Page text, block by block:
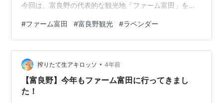
今回は、富良野の代表的な観光地「ファーム富田」を紹
無料です。 一番綺麗な時期はラベンダーが咲く７月中旬
～下旬なのですが、その時期は観光客もてんこ盛りで、
駐車場に車を止めるにもかなり混み合うそうです。 ラベ
ンダーを見たいのは山々だけど、ゆっくり花畑を散歩し
たりは出来なさそうです。 となると、ラベンダーは諦め
て違う時期に行った方が、ゆっ…
#ファーム富田 #富良野観光 #ラベンダー
搾りたて生アキロッソ • 4年前
【富良野】今年もファーム富田に行ってきまし
た！